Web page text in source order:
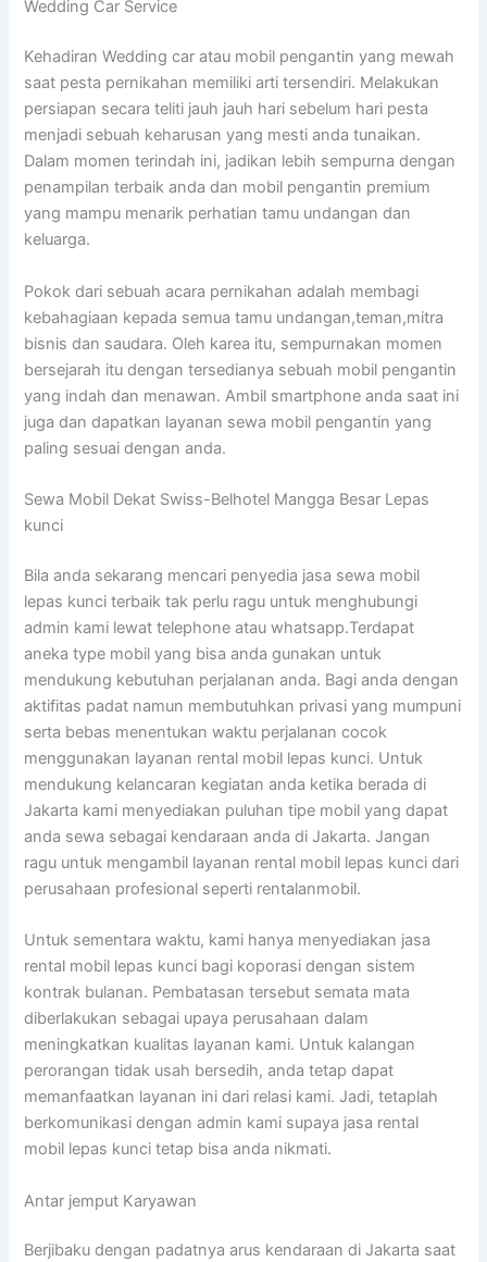
Wedding Car Service
Kehadiran Wedding car atau mobil pengantin yang mewah
saat pesta pernikahan memiliki arti tersendiri. Melakukan
persiapan secara teliti jauh jauh hari sebelum hari pesta
menjadi sebuah keharusan yang mesti anda tunaikan.
Dalam momen terindah ini, jadikan lebih sempurna dengan
penampilan terbaik anda dan mobil pengantin premium
yang mampu menarik perhatian tamu undangan dan
keluarga.
Pokok dari sebuah acara pernikahan adalah membagi
kebahagiaan kepada semua tamu undangan,teman,mitra
bisnis dan saudara. Oleh karea itu, sempurnakan momen
bersejarah itu dengan tersedianya sebuah mobil pengantin
yang indah dan menawan. Ambil smartphone anda saat ini
juga dan dapatkan layanan sewa mobil pengantin yang
paling sesuai dengan anda.
Sewa Mobil Dekat Swiss-Belhotel Mangga Besar Lepas
kunci
Bila anda sekarang mencari penyedia jasa sewa mobil
lepas kunci terbaik tak perlu ragu untuk menghubungi
admin kami lewat telephone atau whatsapp.Terdapat
aneka type mobil yang bisa anda gunakan untuk
mendukung kebutuhan perjalanan anda. Bagi anda dengan
aktifitas padat namun membutuhkan privasi yang mumpuni
serta bebas menentukan waktu perjalanan cocok
menggunakan layanan rental mobil lepas kunci. Untuk
mendukung kelancaran kegiatan anda ketika berada di
Jakarta kami menyediakan puluhan tipe mobil yang dapat
anda sewa sebagai kendaraan anda di Jakarta. Jangan
ragu untuk mengambil layanan rental mobil lepas kunci dari
perusahaan profesional seperti rentalanmobil.
Untuk sementara waktu, kami hanya menyediakan jasa
rental mobil lepas kunci bagi koporasi dengan sistem
kontrak bulanan. Pembatasan tersebut semata mata
diberlakukan sebagai upaya perusahaan dalam
meningkatkan kualitas layanan kami. Untuk kalangan
perorangan tidak usah bersedih, anda tetap dapat
memanfaatkan layanan ini dari relasi kami. Jadi, tetaplah
berkomunikasi dengan admin kami supaya jasa rental
mobil lepas kunci tetap bisa anda nikmati.
Antar jemput Karyawan
Berjibaku dengan padatnya arus kendaraan di Jakarta saat